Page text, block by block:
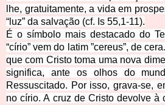
lhe, gratuitamente, a vida em
“luz” da salvação (cf. Is 55,1-11).
É o símbolo mais destacado do
“círio” vem do latim ”cereus”, de
que com Cristo toma uma nova
significa, ante os olhos do
Ressuscitado. Por isso, grava-se,
no círio. A cruz de Cristo devolve à